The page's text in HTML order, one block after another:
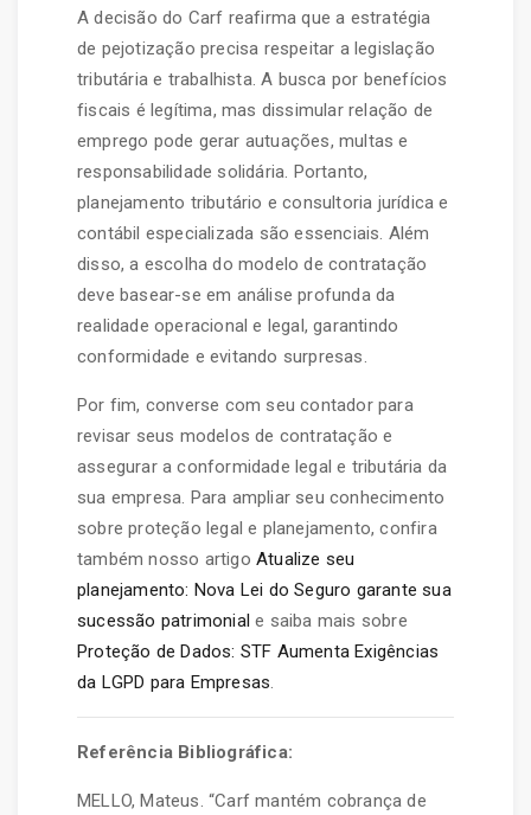
A decisão do Carf reafirma que a estratégia
de pejotização precisa respeitar a legislação
tributária e trabalhista. A busca por benefícios
fiscais é legítima, mas dissimular relação de
emprego pode gerar autuações, multas e
responsabilidade solidária. Portanto,
planejamento tributário e consultoria jurídica e
contábil especializada são essenciais. Além
disso, a escolha do modelo de contratação
deve basear-se em análise profunda da
realidade operacional e legal, garantindo
conformidade e evitando surpresas.
Por fim, converse com seu contador para
revisar seus modelos de contratação e
assegurar a conformidade legal e tributária da
sua empresa. Para ampliar seu conhecimento
sobre proteção legal e planejamento, confira
também nosso artigo Atualize seu
planejamento: Nova Lei do Seguro garante sua
sucessão patrimonial e saiba mais sobre
Proteção de Dados: STF Aumenta Exigências
da LGPD para Empresas.
Referência Bibliográfica:
MELLO, Mateus. “Carf mantém cobrança de